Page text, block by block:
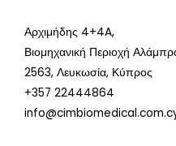
:
/
/
w
w
:
/
/
w
w
/
/
w
w
Αρχιμήδης 4+4A,
Βιομηχανική Περιοχή
2563, Λευκωσία, Κύπρος
+357 22444864